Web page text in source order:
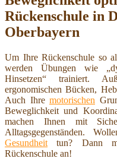
Rückenschule in
Oberbayern
Um Ihre Rückenschule so
werden Übungen wie
Hinsetzen“ trainiert.
ergonomischen Bücken,
Auch Ihre motorischen
Beweglichkeit und
machen Ihnen mit
Alltagsgegenständen.
Gesundheit tun? Dann
Rückenschule an!